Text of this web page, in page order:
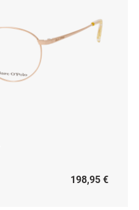
198,95 €